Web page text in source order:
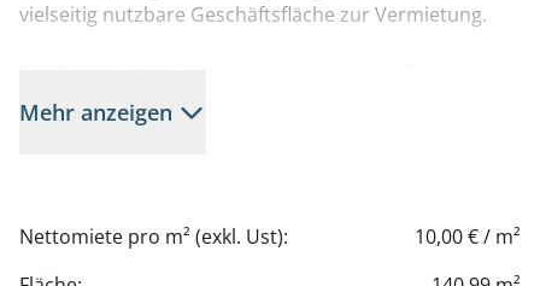
vielseitig nutzbare Geschäftsfläche zur Vermietung.
erfolgreiche Geschäftskonzepte. Durch die großzügige
und gut strukturierte Fläche lassen sich
Hauptbahnhof sorgen für eine hohe Kundenfrequenz
und machen den Standort besonders attraktiv für
Mehr anzeigen
Nettomiete pro m² (exkl. Ust):
10,00 € / m²